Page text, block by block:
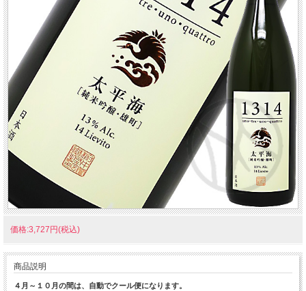
価格:3,727円(税込)
商品説明
４月～１０月の間は、自動でクール便になります。